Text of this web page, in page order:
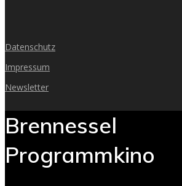
Datenschutz
Impressum
Newsletter
Brennessel
Programmkino